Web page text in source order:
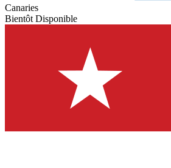
Canaries
Bientôt Disponible